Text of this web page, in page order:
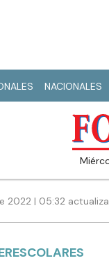
NACIONALES
2022 | 05:32